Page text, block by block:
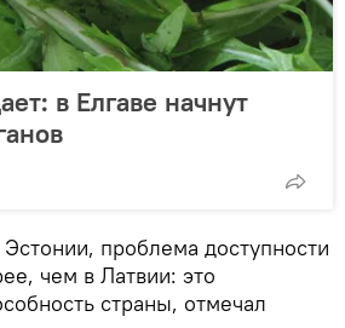
в Елгаве начнут
проблема доступности
чем в Латвии: это
страны, отмечал